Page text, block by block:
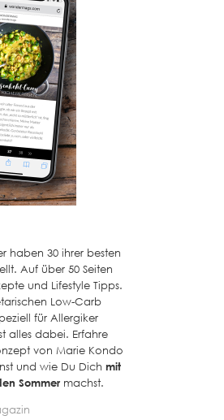
haben 30 ihrer besten
Auf über 50 Seiten
und Lifestyle Tipps.
Low-Carb
für Allergiker
alles dabei. Erfahre
von Marie Kondo
und wie Du Dich mit
Sommermachst.